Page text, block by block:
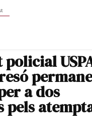
a dos
pels